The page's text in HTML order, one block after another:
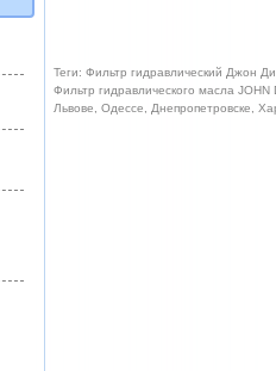
Теги: Фильтр гидравлический Джон
Фильтр гидравлического масла
Львове, Одессе, Днепропетровске,